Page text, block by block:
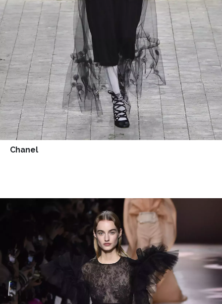
Chanel